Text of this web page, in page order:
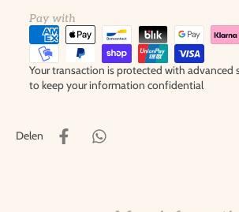
Pay with
Your transaction is protected with advanced
to keep your information confidential
Delen